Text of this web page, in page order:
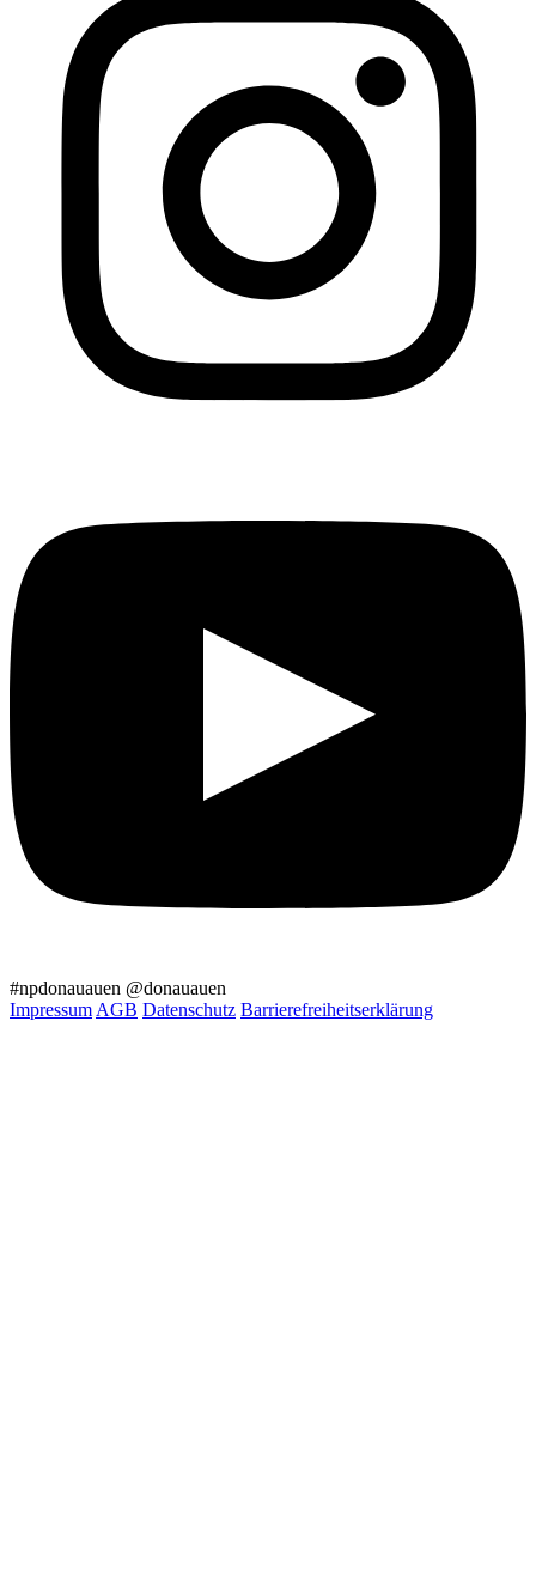
#npdonauauen @donauauen
Impressum AGB Datenschutz Barrierefreiheitserklärung